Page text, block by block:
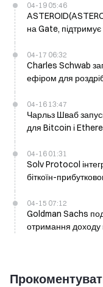
04-19 05:46
на Gate,
04-17 06:32
Charles Schwab
ефіром для
04-16 13:47
Чарльз Шваб
для Bitcoin і
04-16 01:31
Solv Protocol
біткоїн-
04-15 07:12
Goldman Sachs
отримання доходу